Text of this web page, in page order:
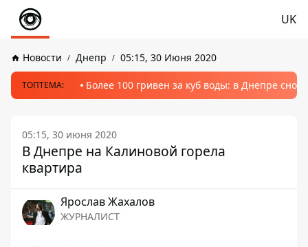
UK
Новости Днепр 05:15, 30 Июня 2020
ТОПТЕМА: Более 100 гривен за куб воды: в Днепре
05:15, 30 июня 2020
В Днепре на Калиновой горела
квартира
Ярослав Жахалов
ЖУРНАЛИСТ